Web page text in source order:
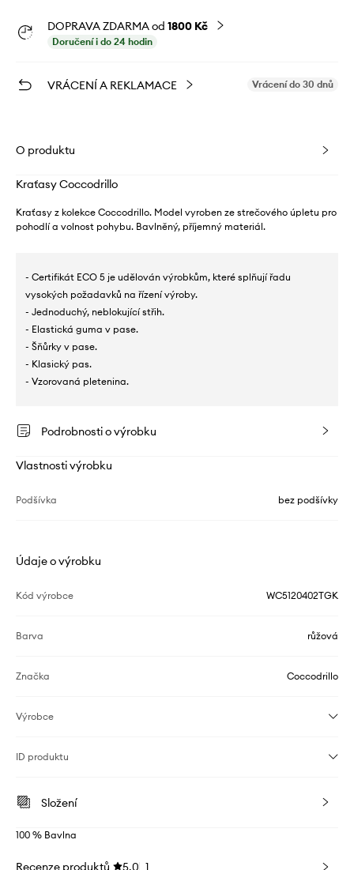
DOPRAVA ZDARMA od 1800 Kč
Doručení i do 24 hodin
VRÁCENÍ A REKLAMACE Vrácení do 30 dnů
O produktu
Kraťasy Coccodrillo
Kraťasy z kolekce Coccodrillo. Model vyroben ze strečového úpletu pro
pohodlí a volnost pohybu. Bavlněný, příjemný materiál.
- Certifikát ECO 5 je udělován výrobkům, které splňují řadu
vysokých požadavků na řízení výroby.
- Jednoduchý, neblokující střih.
- Elastická guma v pase.
- Šňůrky v pase.
- Klasický pas.
- Vzorovaná pletenina.
Podrobnosti o výrobku
Vlastnosti výrobku
Podšívka bez podšívky
Údaje o výrobku
Kód výrobce WC5120402TGK
Barva růžová
Značka Coccodrillo
Výrobce
ID produktu
Složení
100 % Bavlna
Recenze produktů 5.0 1